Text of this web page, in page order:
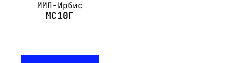
ММП-Ирбис
МС10Г